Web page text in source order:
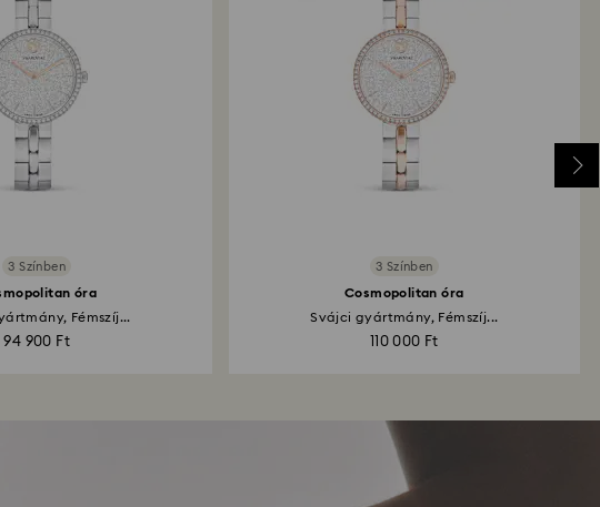
3 Színben
óra
Fémszíj...
94 900 Ft
3 Színben
Cosmopolitan óra
Svájci gyártmány, Fémszíj...
110 000 Ft